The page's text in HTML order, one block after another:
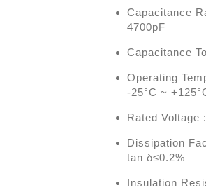
Capacitance
4700pF
Capacitance
Operating
-25°C ~
Rated Voltage
Dissipation
tan δ≤0.2%
Insulation